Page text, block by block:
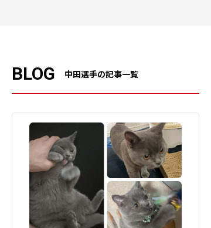
BLOG 中田選手の記事一覧